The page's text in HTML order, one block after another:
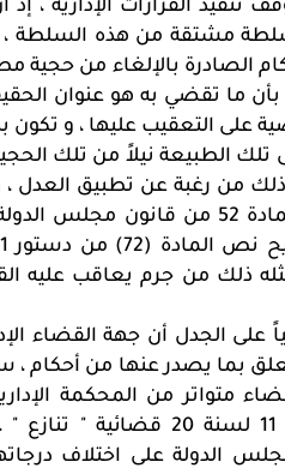
تنفيذ القرارات الإدارية
مشتقة من هذه السلطة ،
الصادرة بالإلغاء من
ما تقضي به هو عنوان
على التعقيب عليها ، و تكون
الطبيعة نيلاً من تلك
من رغبة عن تطبيق العدل
لإرادة المشرع التي أودعها نص
يمثله ذلك من جرم يعاقب
على الجدل أن جهة القضاء
بما يصدر عنها من أحكام
متواتر من المحكمة
الدستورية العليا في القضية
الدولة على اختلاف